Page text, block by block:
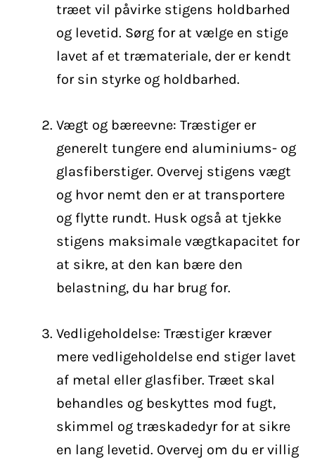
træet vil påvirke stigens holdbarhed
og levetid. Sørg for at vælge en stige
lavet af et træmateriale, der er kendt
for sin styrke og holdbarhed.
Vægt og bæreevne: Træstiger er
generelt tungere end aluminiums- og
glasfiberstiger. Overvej stigens vægt
og hvor nemt den er at transportere
og flytte rundt. Husk også at tjekke
stigens maksimale vægtkapacitet for
at sikre, at den kan bære den
belastning, du har brug for.
Vedligeholdelse: Træstiger kræver
mere vedligeholdelse end stiger lavet
af metal eller glasfiber. Træet skal
behandles og beskyttes mod fugt,
skimmel og træskadedyr for at sikre
en lang levetid. Overvej om du er villig